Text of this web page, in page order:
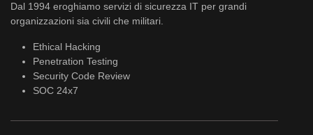
Dal 1994 eroghiamo servizi di sicurezza IT per grandi
organizzazioni sia civili che militari.
Ethical Hacking
Penetration Testing
Security Code Review
SOC 24x7